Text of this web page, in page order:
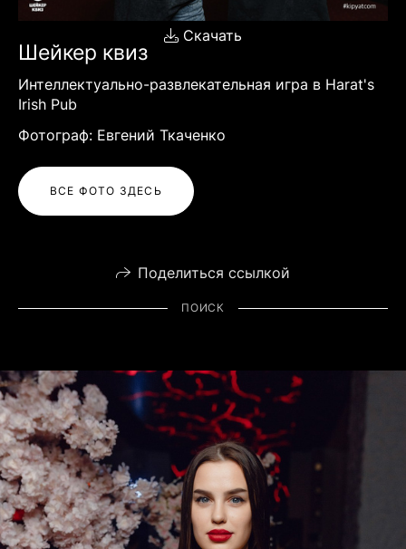
Скачать
Шейкер квиз
Интеллектуально-развлекательная игра в Harat's
Irish Pub
Фотограф: Евгений Ткаченко
ВСЕ ФОТО ЗДЕСЬ
Поделиться ссылкой
ПОИСК